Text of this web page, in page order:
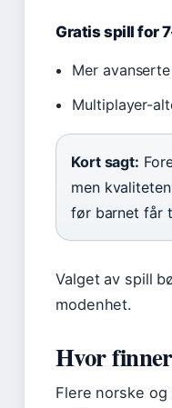
Gratis spill for
Mer
Multiplayer-
Kort sagt:
men
før barnet får
Valget av spill
modenhet.
Hvor
Flere norske